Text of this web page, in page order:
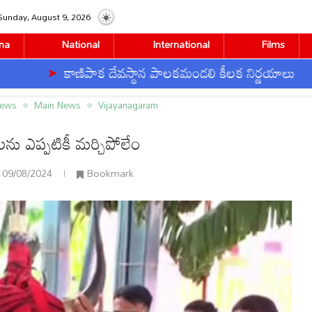
August 9, 2026
National International Films
కాణిపాక దేవస్థాన పాలకమండలి కీలక నిర్ణయాలు
Main News Vijayanagaram
ఎప్పటికీ మర్చిపోలేం
09/08/2024 Bookmark